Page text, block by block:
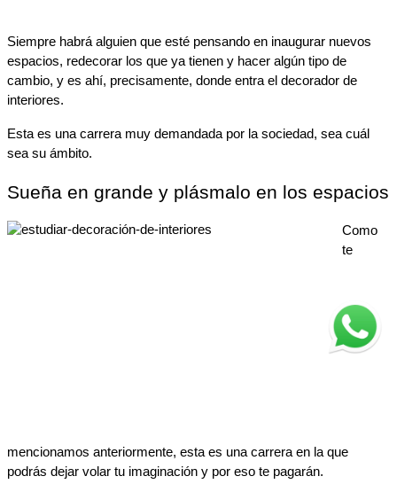
Siempre habrá alguien que esté pensando en inaugurar nuevos
espacios, redecorar los que ya tienen y hacer algún tipo de
cambio, y es ahí, precisamente, donde entra el decorador de
interiores.
Esta es una carrera muy demandada por la sociedad, sea cuál
sea su ámbito.
Sueña en grande y plásmalo en los espacios
Como
te
mencionamos anteriormente, esta es una carrera en la que
podrás dejar volar tu imaginación y por eso te pagarán.